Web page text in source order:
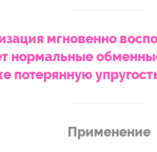
мгновенно
нормальные
потерянную
Применение